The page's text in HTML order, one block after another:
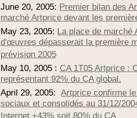
June 20, 2005: Premier bilan des
marché Artprice devant les
May 23, 2005: La place de marché
d'œuvres dépasserait la première
prévision 2005
May 10, 2005 : CA 1T05 Artprice :
représentant 92% du CA global.
April 29, 2005: Artprice confirme
sociaux et consolidés au 31/12/